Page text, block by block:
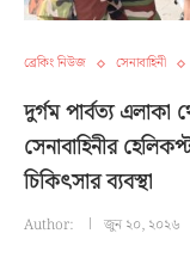
ব্রেকিং নিউজ সেনাবাহিনী
দুর্গম পার্বত্য এলাকা
সেনাবাহিনীর
চিকিৎসার ব্যবস্থা
Author: জুন ২০, ২০২৬